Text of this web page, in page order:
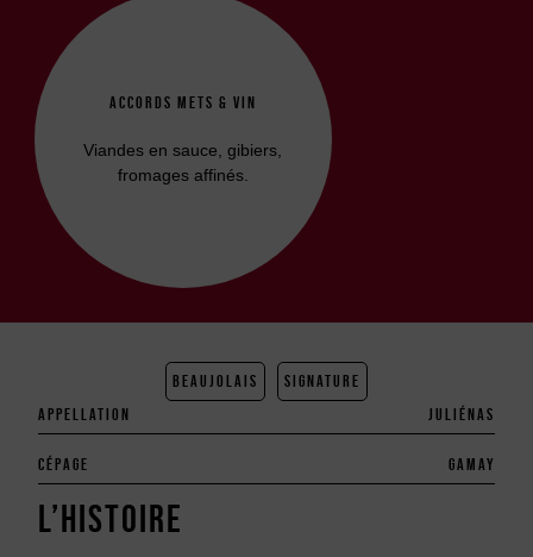
ACCORDS METS & VIN
Viandes en sauce, gibiers,
fromages affinés.
BEAUJOLAIS
SIGNATURE
APPELLATION
JULIÉNAS
CÉPAGE GAMAY
L’HISTOIRE